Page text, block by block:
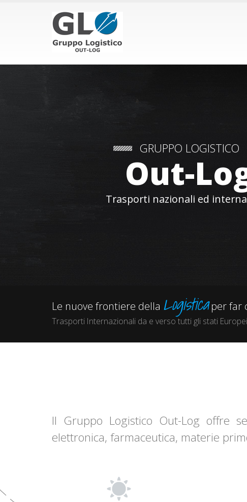
GRUPPO LOGISTICO
Out-
Trasporti nazionali ed
Le nuove frontiere della Logisticaper far
Trasporti Internazionali da e verso tutti gli stati
Il Gruppo Logistico Out-Log offre
elettronica, farmaceutica, materie